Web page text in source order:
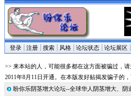
登录 注册 搜索 风格 论坛状态 论坛展区
>> 来本站的人，可能很多都在这方面被骗过，
2011年8月11日开通。在本版发好贴揭发骗子的，
盼你乐阴茎增大论坛--全球华人阴茎增大、阴